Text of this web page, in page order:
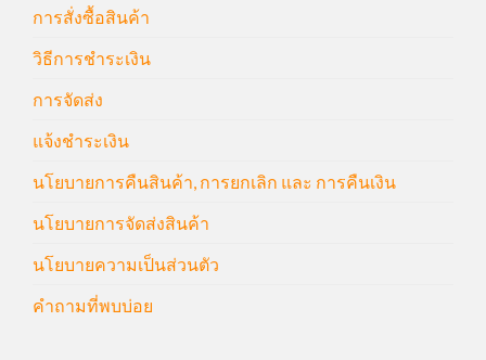
การสั่งซื้อสินค้า
วิธีการชำระเงิน
การจัดส่ง
แจ้งชำระเงิน
นโยบายการคืนสินค้า, การยกเลิก และ การคืนเงิน
นโยบายการจัดส่งสินค้า
นโยบายความเป็นส่วนตัว
คำถามที่พบบ่อย